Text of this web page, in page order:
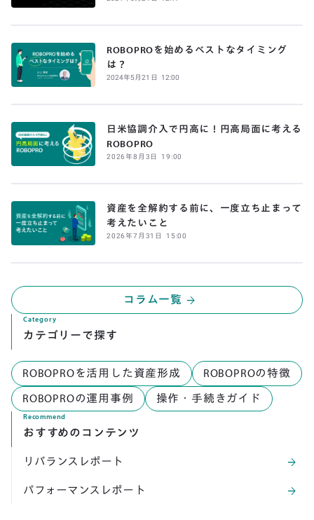
ROBOPROを始めるベストなタイミング
は？
2024年5月21 日 12:00
日米協調介入で円高に！円高局面に考える
ROBOPRO
2026 年8 月 3 日 19:00
資産を全解約する前に、一度立ち止まって
考えたいこと
2026 年7 月 31 日 15:00
コラム一覧 arrow_forward
Category
カテゴリーで探す
ROBOPROを活用した資産形成
ROBOPROの特徴
ROBOPROの運用事例
操作・手続きガイド
Recommend
おすすめのコンテンツ
リバランスレポート arrow_forward
パフォーマンスレポート arrow_forward